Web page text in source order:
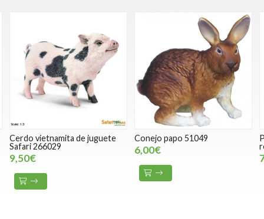
de juguete
Conejo papo 51049
Perro mini